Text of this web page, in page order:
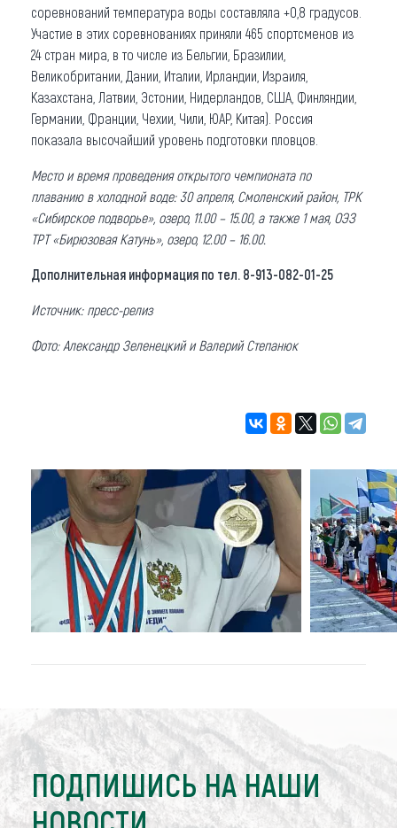
соревнований температура воды составляла +0,8 градусов.
Участие в этих соревнованиях приняли 465 спортсменов из
24 стран мира, в то числе из Бельгии, Бразилии,
Великобритании, Дании, Италии, Ирландии, Израиля,
Казахстана, Латвии, Эстонии, Нидерландов, США, Финляндии,
Германии, Франции, Чехии, Чили, ЮАР, Китая). Россия
показала высочайший уровень подготовки пловцов.
Место и время проведения открытого чемпионата по
плаванию в холодной воде: 30 апреля, Смоленский район, ТРК
«Сибирское подворье», озеро, 11.00 – 15.00, а также 1 мая, ОЭЗ
ТРТ «Бирюзовая Катунь», озеро, 12.00 – 16.00.
Дополнительная информация по тел. 8-913-082-01-25
Источник: пресс-релиз
Фото: Александр Зеленецкий и Валерий Степанюк
ПОДПИШИСЬ НА НАШИ